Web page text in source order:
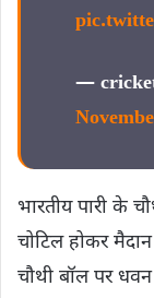
—
भारतीय पारी के
चोटिल होकर
चौथी बॉल पर